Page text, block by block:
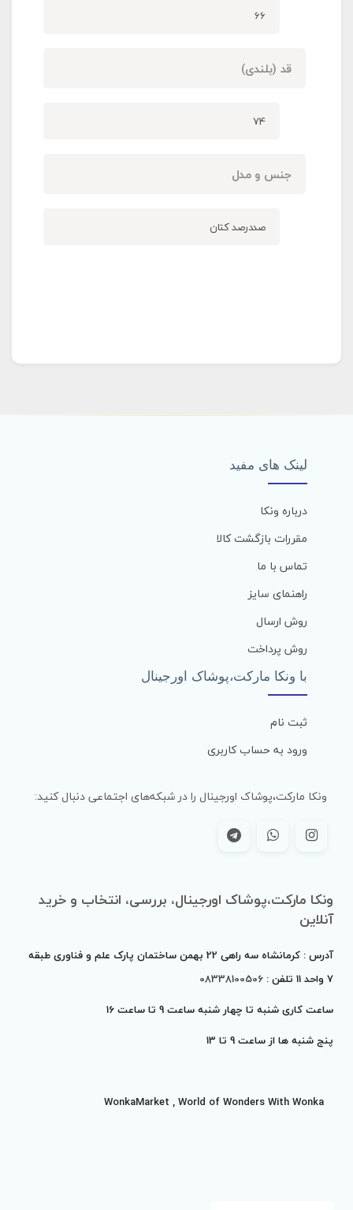
66
قد (بلندی)
74
جنس و مدل
صددرصد کتان
لینک های مفید
درباره ونکا
مقررات بازگشت کالا
تماس با ما
راهنمای سایز
روش ارسال
روش پرداخت
با ونکا مارکت،پوشاک اورجینال
ثبت نام
ورود به حساب کاربری
ونکا مارکت،پوشاک اورجینال را در شبکه‌های اجتماعی دنبال کنید:
ونکا مارکت،پوشاک اورجینال، بررسی، انتخاب و خرید
آنلاین
آدرس : کرمانشاه سه راهی 22 بهمن ساختمان پارک علم و فناوری طبقه
7 واحد 11 تلفن :
08338100506
ساعت کاری شنبه تا چهار شنبه ساعت 9 تا ساعت 16
پنج شنبه ها از ساعت 9 تا
13